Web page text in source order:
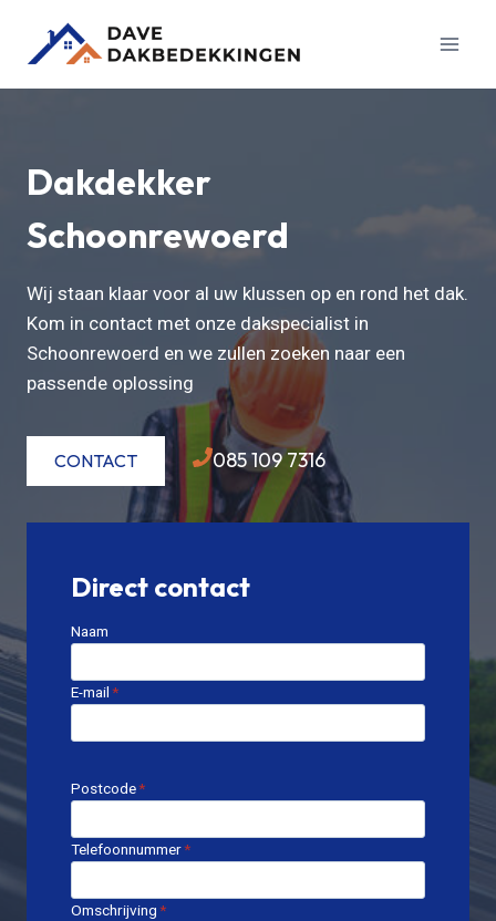
Dakdekker
Schoonrewoerd
Wij staan klaar voor al uw klussen op en rond het dak.
Kom in contact met onze dakspecialist in
Schoonrewoerd en we zullen zoeken naar een
passende oplossing
CONTACT 085 109 7316
Direct contact
Naam
E-mail*
Postcode*
Telefoonnummer*
Omschrijving*